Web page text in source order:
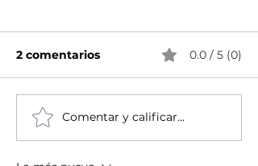
Las mejores
integraciones y
2 comentarios 0.0 / 5 (0)
Comentar y calificar...